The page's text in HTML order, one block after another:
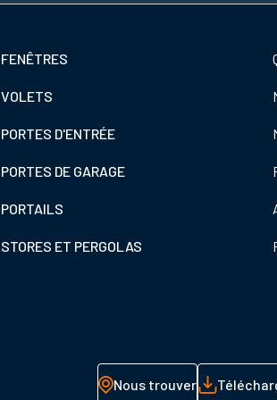
Footer
de
FENÊTRES
VOLETS
PORTES D'ENTRÉE
PORTES DE GARAGE
PORTAILS
STORES ET PERGOLAS
Nous trouver